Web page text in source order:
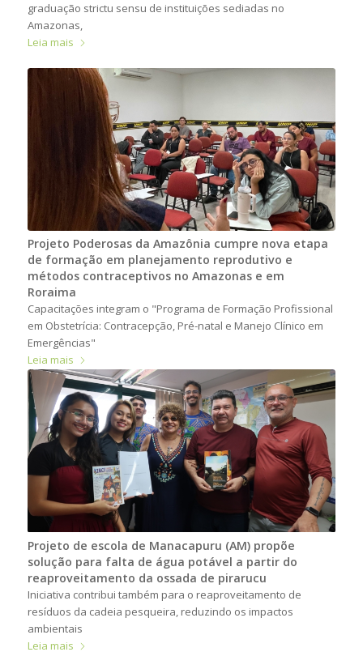
graduação strictu sensu de instituições sediadas no
Amazonas,
Leia mais
Projeto Poderosas da Amazônia cumpre nova etapa
de formação em planejamento reprodutivo e
métodos contraceptivos no Amazonas e em
Roraima
Capacitações integram o "Programa de Formação Profissional
em Obstetrícia: Contracepção, Pré-natal e Manejo Clínico em
Emergências"
Leia mais
Projeto de escola de Manacapuru (AM) propõe
solução para falta de água potável a partir do
reaproveitamento da ossada de pirarucu
Iniciativa contribui também para o reaproveitamento de
resíduos da cadeia pesqueira, reduzindo os impactos
ambientais
Leia mais